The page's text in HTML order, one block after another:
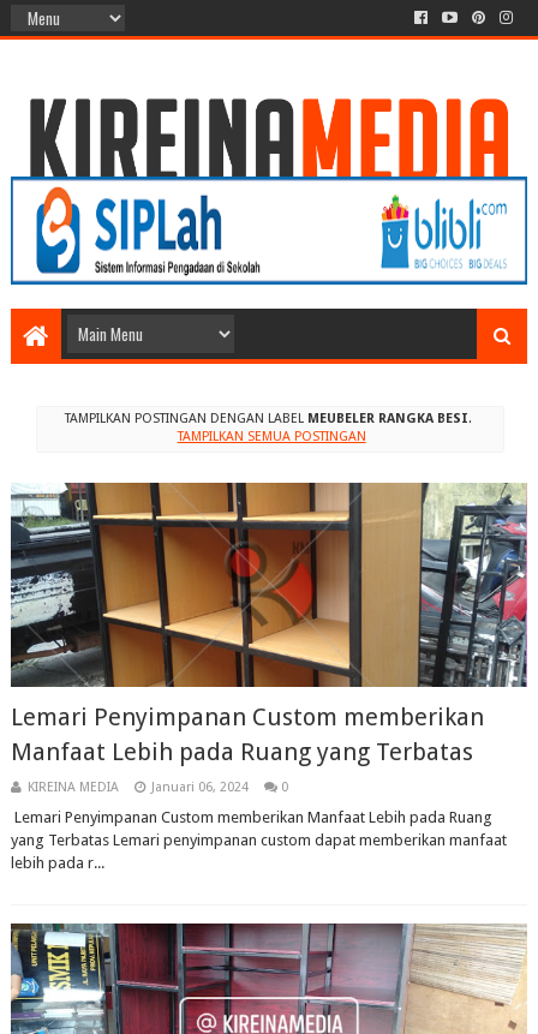
TAMPILKAN POSTINGAN DENGAN LABEL MEUBELER RANGKA BESI.
TAMPILKAN SEMUA POSTINGAN
Lemari Penyimpanan Custom memberikan
Manfaat Lebih pada Ruang yang Terbatas
KIREINA MEDIA Januari 06, 2024 0
Lemari Penyimpanan Custom memberikan Manfaat Lebih pada Ruang
yang Terbatas Lemari penyimpanan custom dapat memberikan manfaat
lebih pada r...